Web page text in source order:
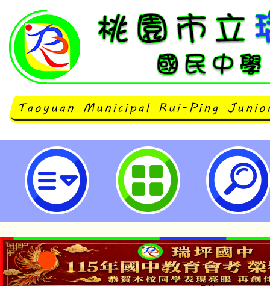
忠欣股份有限公司「TOEIC
語測驗專場」-桃園市立瑞坪國民中